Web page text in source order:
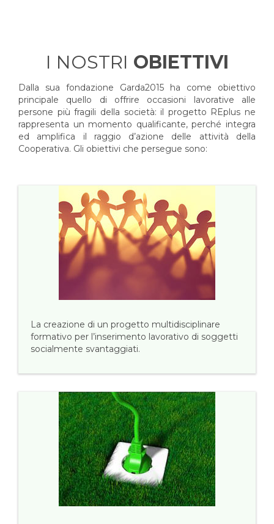
I NOSTRI OBIETTIVI
Dalla sua fondazione Garda2015 ha come obiettivo
principale quello di offrire occasioni lavorative alle
persone più fragili della società: il progetto REplus ne
rappresenta un momento qualificante, perché integra
ed amplifica il raggio d’azione delle attività della
Cooperativa. Gli obiettivi che persegue sono:
La creazione di un progetto multidisciplinare
formativo per l’inserimento lavorativo di soggetti
socialmente svantaggiati.